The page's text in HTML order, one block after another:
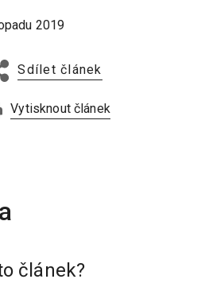
2019
Sdílet článek
Vytisknout článek
článek?